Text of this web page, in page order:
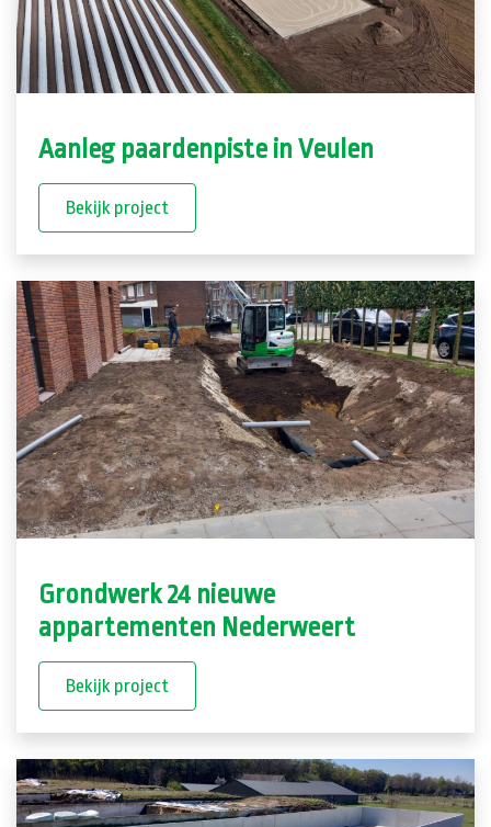
Aanleg paardenpiste in Veulen
Bekijk project
Grondwerk 24 nieuwe
appartementen Nederweert
Bekijk project